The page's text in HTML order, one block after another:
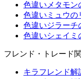
色違いメタモン
色違いミュウの
色違いジラーチ
色違いシェイミ
フレンド・トレード
キラフレンド解